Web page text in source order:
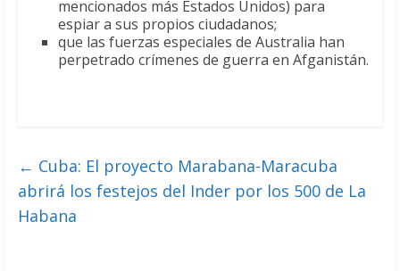
mencionados más ‎Estados Unidos) para
espiar a sus propios ciudadanos;
que las fuerzas especiales de Australia han
perpetrado crímenes de guerra en Afganistán.
← Cuba: El proyecto Marabana-Maracuba
abrirá los festejos del Inder por los 500 de La
Habana